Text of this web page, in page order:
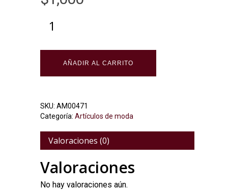
AÑADIR AL CARRITO
SKU: AM00471
Categoría: Artículos de moda
Valoraciones (0)
Valoraciones
No hay valoraciones aún.